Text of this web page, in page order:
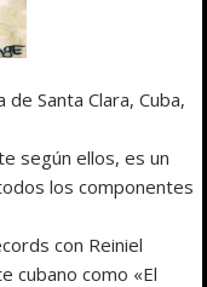
Santa Clara, Cuba,
según ellos, es un
los componentes
con Reiniel
cubano como «El